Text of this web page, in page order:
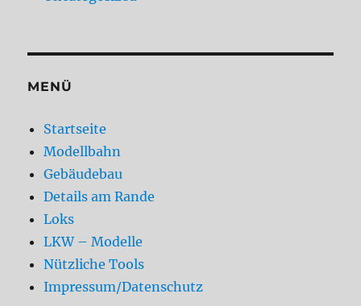
MENÜ
Startseite
Modellbahn
Gebäudebau
Details am Rande
Loks
LKW – Modelle
Nützliche Tools
Impressum/Datenschutz